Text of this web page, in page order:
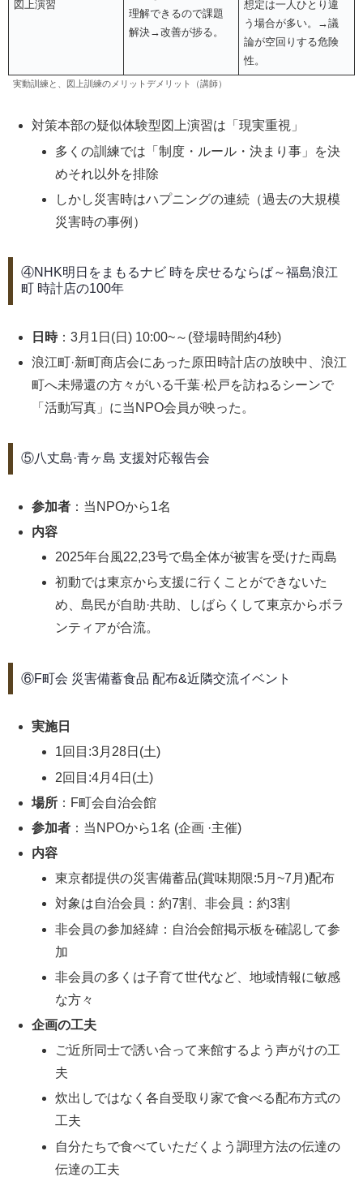
図上演習
理解できるので課題
解決→改善が捗る。
想定は一人ひとり違
う場合が多い。→議
論が空回りする危険
性。
実動訓練と、図上訓練のメリットデメリット（講師）
対策本部の疑似体験型図上演習は「現実重視」
多くの訓練では「制度・ルール・決まり事」を決
めそれ以外を排除
しかし災害時はハプニングの連続（過去の大規模
災害時の事例）
④NHK明日をまもるナビ 時を戻せるならば～福島浪江
町 時計店の100年
日時：3月1日(日) 10:00~～(登場時間約4秒)
浪江町·新町商店会にあった原田時計店の放映中、浪江
町へ未帰還の方々がいる千葉·松戸を訪ねるシーンで
「活動写真」に当NPO会員が映った。
⑤八丈島·青ヶ島 支援対応報告会
参加者 ：当NPOから1名
内容
2025年台風22,23号で島全体が被害を受けた両島
初動では東京から支援に行くことができないた
め、島民が自助·共助、しばらくして東京からボラ
ンティアが合流。
⑥F町会 災害備蓄食品 配布&近隣交流イベント
実施日
1回目:3月28日(土)
2回目:4月4日(土)
場所 ：F町会自治会館
参加者 ：当NPOから1名 (企画 ·主催)
内容
東京都提供の災害備蓄品(賞味期限:5月~7月)配布
対象は自治会員：約7割、非会員：約3割
非会員の参加経緯：自治会館掲示板を確認して参
加
非会員の多くは子育て世代など、地域情報に敏感
な方々
企画の工夫
ご近所同士で誘い合って来館するよう声がけの工
夫
炊出しではなく各自受取り家で食べる配布方式の
工夫
自分たちで食べていただくよう調理方法の伝達の
伝達の工夫